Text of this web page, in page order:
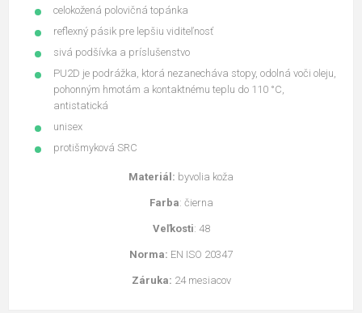
celokožená polovičná topánka
reflexný pásik pre lepšiu viditeľnosť
sivá podšívka a príslušenstvo
PU2D je podrážka, ktorá nezanecháva stopy, odolná voči oleju,
pohonným hmotám a kontaktnému teplu do 110 °C,
antistatická
unisex
protišmyková SRC
Materiál: byvolia koža
Farba: čierna
Veľkosti: 48
Norma: EN ISO 20347
Záruka: 24 mesiacov